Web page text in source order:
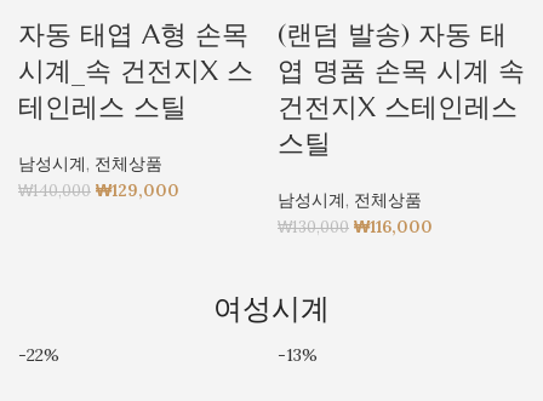
자동 태엽 A형 손목
시계_속 건전지X 스
테인레스 스틸
남성시계, 전체상품
₩140,000 ₩129,000
(랜덤 발송) 자동 태
엽 명품 손목 시계 속
건전지X 스테인레스
스틸
남성시계, 전체상품
₩130,000 ₩116,000
여성시계
-22% -13%